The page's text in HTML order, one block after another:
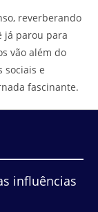
reverberando
já parou para
vão além do
sociais e
fascinante.
influências